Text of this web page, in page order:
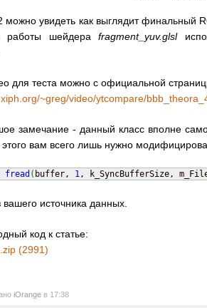
можно увидеть как выглядит финальный
работы шейдераfragment_yuv.glsl
для теста можно с официальной
~greg/video/ytcompare/
замечание - данный класс вполне
вам всего лишь нужно
fread ( buffer, 1 , k_SyncBufferSize,
вашего источника данных.
код к статье:
(2991)
iOrangeв 17:38